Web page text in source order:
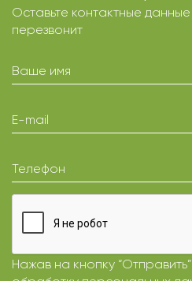
Оставьте контактные
перезвонит
Ваше имя
E-mail
Телефон
Нажав на кнопку